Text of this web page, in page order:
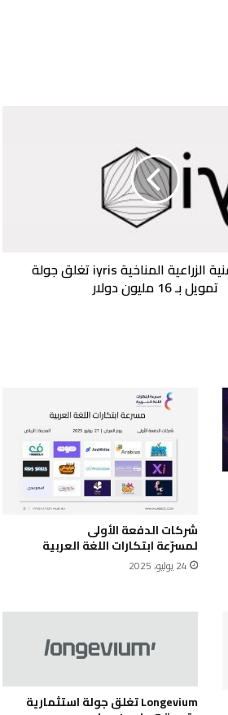
شركة التقنية الزراعية المناخية iyris تغلق جولة
تمويل بـ 16 مليون دولار
شركات الدفعة الأولى
لمسرّعة ابتكارات اللغة العربية
24 يوليو، 2025
Longevium تغلق جولة استثمارية